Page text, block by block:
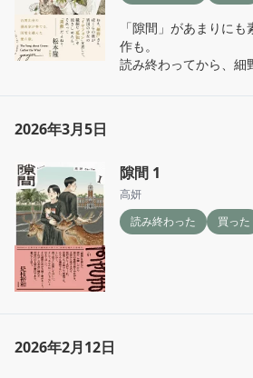
「隙間」があまりに
作も。
読み終わってから、細
2026年3月5日
隙間 1
高妍
読み終わった
買った
2026年2月12日